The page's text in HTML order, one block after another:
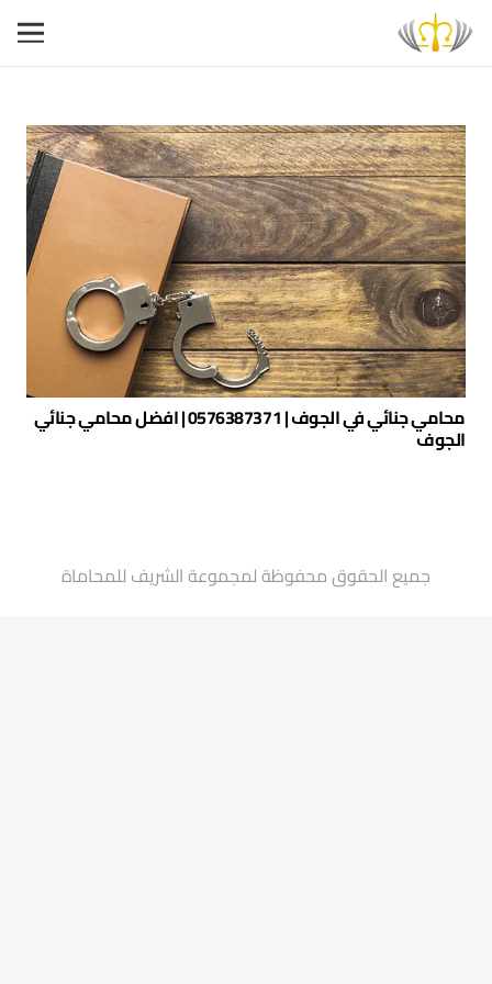
محامي جنائي في الجوف | 0576387371 | افضل محامي جنائي
الجوف
جميع الحقوق محفوظة لمجموعة الشريف للمحاماة